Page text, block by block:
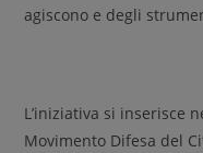
agiscono e degli
L’iniziativa si inserisce
Movimento Difesa del